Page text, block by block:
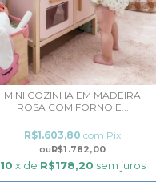
MINI COZINHA EM MADEIRA
ROSA COM FORNO E...
R$1.782,00
R$1.603,80 com Pix
10 x de R$178,20 sem juros